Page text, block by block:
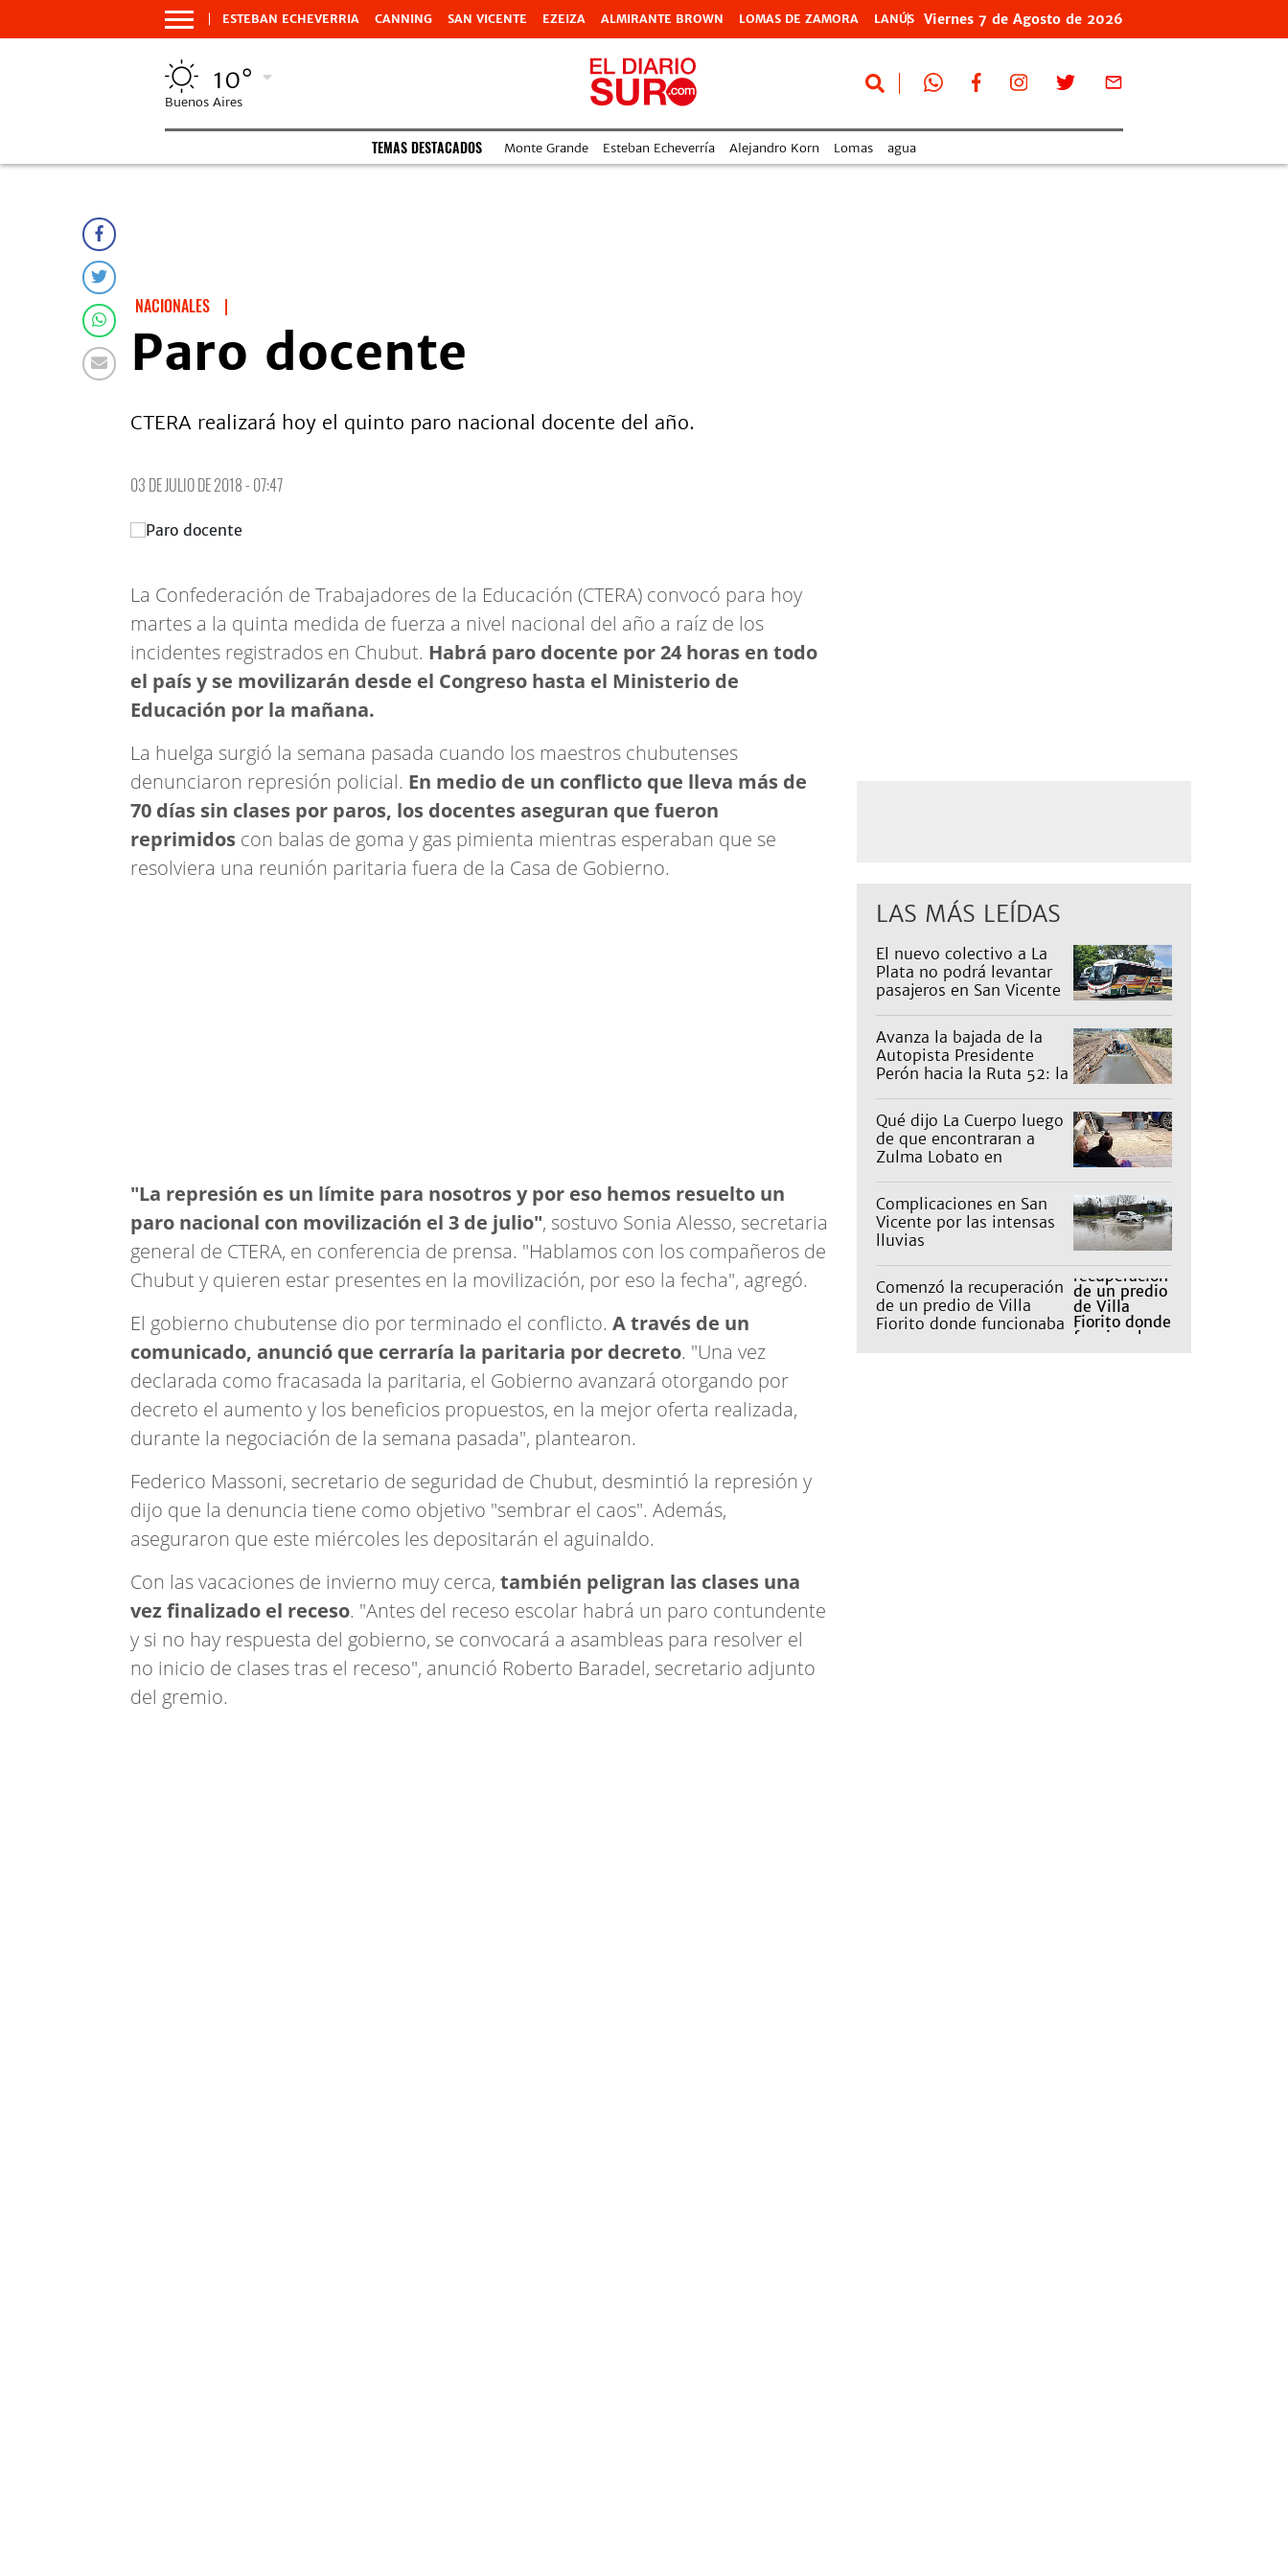
ESTEBAN ECHEVERRIA CANNING SAN VICENTE EZEIZA ALMIRANTE BROWN LOMAS DE ZAMORA LANÚS Viernes 7 de Agosto de 2026
10°
Buenos Aires
TEMAS DESTACADOS Monte Grande Esteban Echeverría Alejandro Korn Lomas agua
NACIONALES |
Paro docente
CTERA realizará hoy el quinto paro nacional docente del año.
03 DE JULIO DE 2018 - 07:47
La Confederación de Trabajadores de la Educación (CTERA) convocó para hoy
martes a la quinta medida de fuerza a nivel nacional del año a raíz de los
incidentes registrados en Chubut. Habrá paro docente por 24 horas en todo
el país y se movilizarán desde el Congreso hasta el Ministerio de
Educación por la mañana.
La huelga surgió la semana pasada cuando los maestros chubutenses
denunciaron represión policial. En medio de un conflicto que lleva más de
70 días sin clases por paros, los docentes aseguran que fueron
reprimidos con balas de goma y gas pimienta mientras esperaban que se
resolviera una reunión paritaria fuera de la Casa de Gobierno.
"La represión es un límite para nosotros y por eso hemos resuelto un
paro nacional con movilización el 3 de julio", sostuvo Sonia Alesso, secretaria
general de CTERA, en conferencia de prensa. "Hablamos con los compañeros de
Chubut y quieren estar presentes en la movilización, por eso la fecha", agregó.
El gobierno chubutense dio por terminado el conflicto. A través de un
comunicado, anunció que cerraría la paritaria por decreto. "Una vez
declarada como fracasada la paritaria, el Gobierno avanzará otorgando por
decreto el aumento y los beneficios propuestos, en la mejor oferta realizada,
durante la negociación de la semana pasada", plantearon.
Federico Massoni, secretario de seguridad de Chubut, desmintió la represión y
dijo que la denuncia tiene como objetivo "sembrar el caos". Además,
aseguraron que este miércoles les depositarán el aguinaldo.
Con las vacaciones de invierno muy cerca, también peligran las clases una
vez finalizado el receso. "Antes del receso escolar habrá un paro contundente
y si no hay respuesta del gobierno, se convocará a asambleas para resolver el
no inicio de clases tras el receso", anunció Roberto Baradel, secretario adjunto
del gremio.
LAS MÁS LEÍDAS
El nuevo colectivo a La
Plata no podrá levantar
pasajeros en San Vicente
Avanza la bajada de la
Autopista Presidente
Perón hacia la Ruta 52: la
Qué dijo La Cuerpo luego
de que encontraran a
Zulma Lobato en
Complicaciones en San
Vicente por las intensas
lluvias
Comenzó la recuperación
de un predio de Villa
Fiorito donde funcionaba